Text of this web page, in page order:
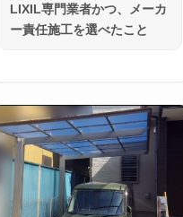
LIXIL専門業者かつ、メーカ
ー責任施工を選べたこと